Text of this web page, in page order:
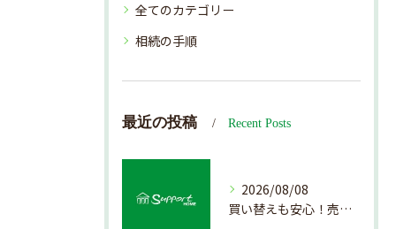
全てのカテゴリー
相続の手順
最近の投稿 Recent Posts
2026/08/08
買い替えも安心！売却プロセスの簡略化方法